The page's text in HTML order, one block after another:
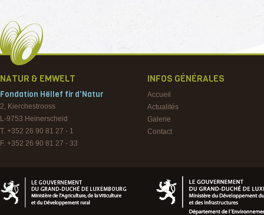
NATUR & EMWELT
Fondation Hëllef fir d'Natur
2, Kierchestrooss
L-9753 Heinerscheid
T. +352 26 90 81 27 - 1
F. +352 26 90 81 27 - 33
INFOS GÉNÉRALES
Accueil
Actualités
Galerie
Contact